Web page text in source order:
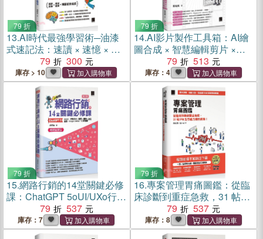
79 折
13.AI時代最強學習術─油漆
式速記法：速讀 × 速憶 × 全
腦學習一次到位
79 300
庫存 > 10
79 折
14.AI影片製作工具箱：AI繪
圖合成 × 智慧編輯剪片 ×
ChatGPT 5文案生成全攻略
【暢銷回饋版】
79 513
庫存：4
79 折
15.網路行銷的14堂關鍵必修
課：ChatGPT 5oUI/UXo行動
支付o駭客o廣告oSEOo直播
oGoogle GeminioAI多媒體
【暢銷回饋版】
79 537
庫存：7
79 折
16.專案管理胃痛圖鑑：從臨
床診斷到重症急救，31 帖
PM 生存處方藥到病除！
（iThome鐵人賽系列書）
79 537
庫存：8